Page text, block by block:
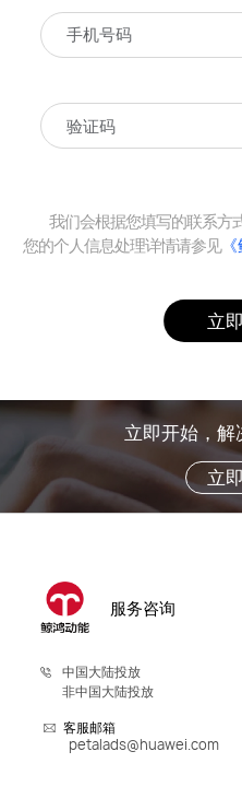
我们会根据您填写的联系方
您的个人信息处理详情请参见《
立
立即开始，
立
服务咨询
中国大陆投放
非中国大陆投放
客服邮箱
petalads@huawei.com